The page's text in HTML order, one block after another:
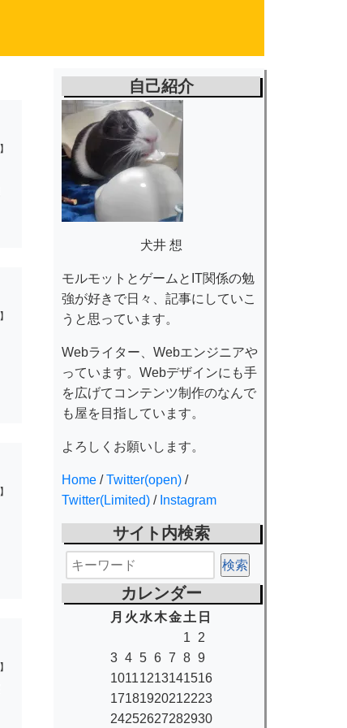
】
】
】
】
自己紹介
犬井 想
モルモットとゲームとIT関係の勉
強が好きで日々、記事にしていこ
うと思っています。
Webライター、Webエンジニアや
っています。Webデザインにも手
を広げてコンテンツ制作のなんで
も屋を目指しています。
よろしくお願いします。
Home /Twitter(open) /
Twitter(Limited) / Instagram
サイト内検索
カレンダー
月 火 水木金 土 日
1
2
3 4 5 6 7 8 9
10111213141516
17181920212223
24252627282930